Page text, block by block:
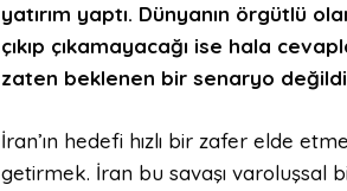
yatırım yaptı. Dünyanın örgütlü
çıkıp çıkamayacağı ise hala
zaten beklenen bir senaryo
İran’ın hedefi hızlı bir zafer elde
getirmek. İran bu savaşı varoluşsal